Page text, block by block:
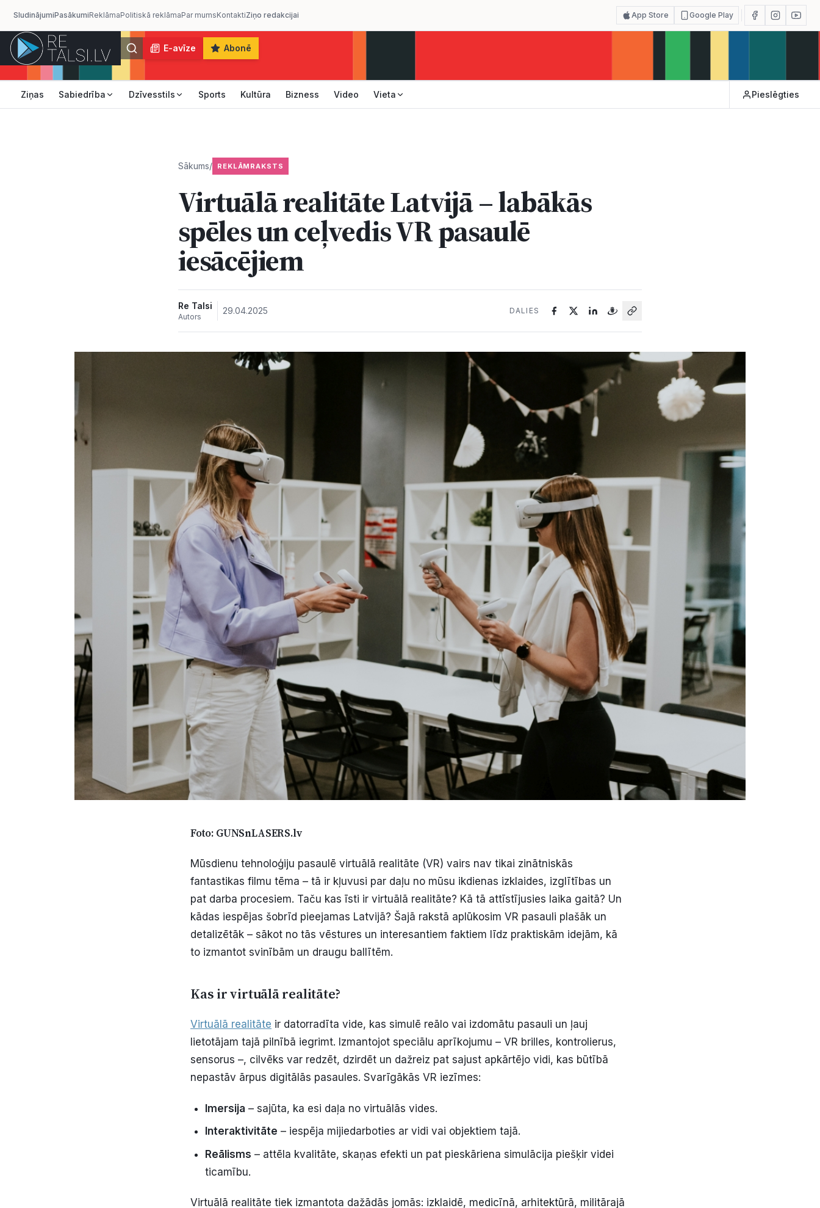
SludinājumiPasākumiReklāmaPolitiskā reklāmaPar mumsKontaktiZiņo redakcijai App Store Google Play
E-avīze Abonē
Ziņas Sabiedrība Dzīvesstils Sports Kultūra Bizness Video Vieta Pieslēgties
Sākums/ REKLĀMRAKSTS
Virtuālā realitāte Latvijā – labākās
spēles un ceļvedis VR pasaulē
iesācējiem
Re Talsi
Autors
29.04.2025 DALIES
Foto: GUNSnLASERS.lv
Mūsdienu tehnoloģiju pasaulē virtuālā realitāte (VR) vairs nav tikai zinātniskās
fantastikas filmu tēma – tā ir kļuvusi par daļu no mūsu ikdienas izklaides, izglītības un
pat darba procesiem. Taču kas īsti ir virtuālā realitāte? Kā tā attīstījusies laika gaitā? Un
kādas iespējas šobrīd pieejamas Latvijā? Šajā rakstā aplūkosim VR pasauli plašāk un
detalizētāk – sākot no tās vēstures un interesantiem faktiem līdz praktiskām idejām, kā
to izmantot svinībām un draugu ballītēm.
Kas ir virtuālā realitāte?
Virtuālā realitāte ir datorradīta vide, kas simulē reālo vai izdomātu pasauli un ļauj
lietotājam tajā pilnībā iegrimt. Izmantojot speciālu aprīkojumu – VR brilles, kontrolierus,
sensorus –, cilvēks var redzēt, dzirdēt un dažreiz pat sajust apkārtējo vidi, kas būtībā
nepastāv ārpus digitālās pasaules. Svarīgākās VR iezīmes:
Imersija – sajūta, ka esi daļa no virtuālās vides.
Interaktivitāte – iespēja mijiedarboties ar vidi vai objektiem tajā.
Reālisms – attēla kvalitāte, skaņas efekti un pat pieskāriena simulācija piešķir videi
ticamību.
Virtuālā realitāte tiek izmantota dažādās jomās: izklaidē, medicīnā, arhitektūrā, militārajā